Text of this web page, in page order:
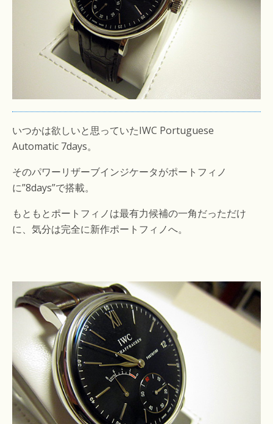
いつかは欲しいと思っていたIWC Portuguese
Automatic 7days。
そのパワーリザーブインジケータがポートフィノ
に”8days”で搭載。
もともとポートフィノは最有力候補の一角だっただけ
に、気分は完全に新作ポートフィノへ。